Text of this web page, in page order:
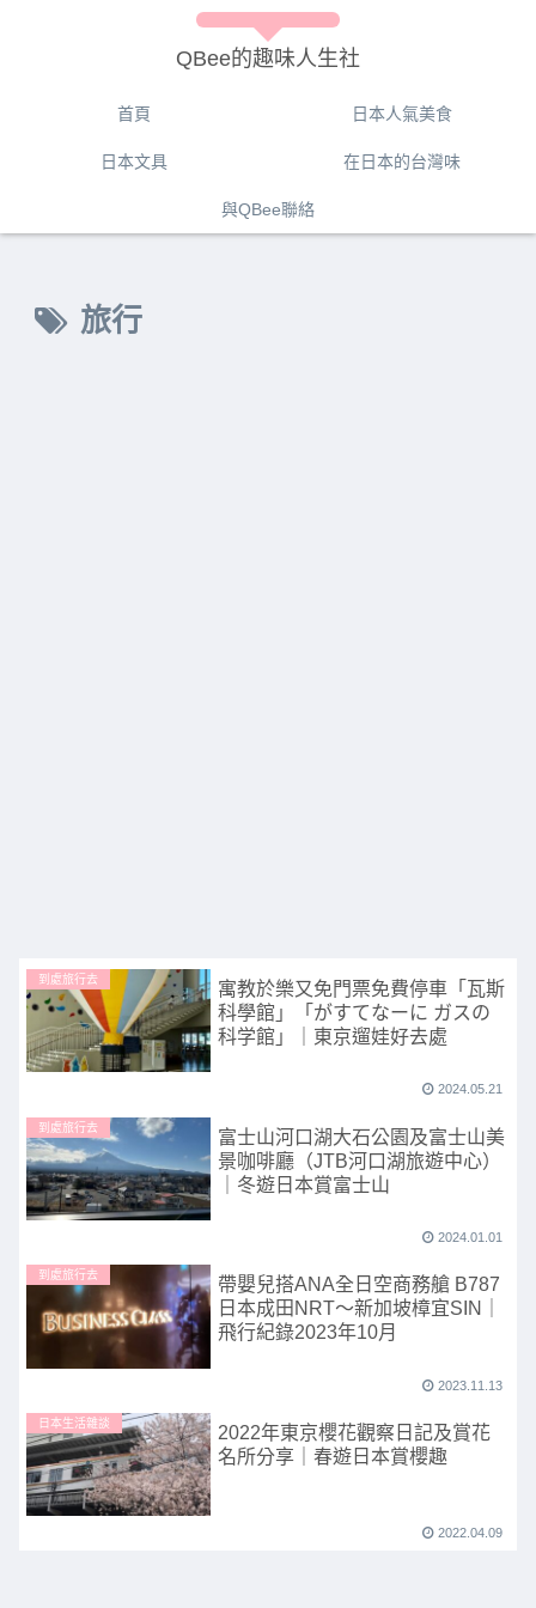
QBee的趣味人生社
首頁 日本人氣美食
日本文具 在日本的台灣味
與QBee聯絡
旅行
到處旅行去
寓教於樂又免門票免費停車「瓦斯
科學館」「がすてなーに ガスの
科学館」｜東京遛娃好去處
2024.05.21
到處旅行去
富士山河口湖大石公園及富士山美
景咖啡廳（JTB河口湖旅遊中心）
｜冬遊日本賞富士山
2024.01.01
到處旅行去
帶嬰兒搭ANA全日空商務艙 B787
日本成田NRT～新加坡樟宜SIN｜
飛行紀錄2023年10月
2023.11.13
日本生活雜談
2022年東京櫻花觀察日記及賞花
名所分享｜春遊日本賞櫻趣
2022.04.09